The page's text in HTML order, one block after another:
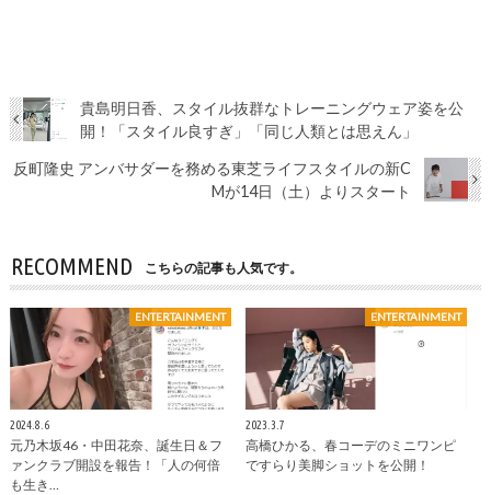
貴島明日香、スタイル抜群なトレーニングウェア姿を公
開！「スタイル良すぎ」「同じ人類とは思えん」
反町隆史 アンバサダーを務める東芝ライフスタイルの新C
Mが14日（土）よりスタート
RECOMMEND こちらの記事も人気です。
ENTERTAINMENT
2024.8.6
元乃木坂46・中田花奈、誕生日＆フ
ァンクラブ開設を報告！「人の何倍
も生き…
ENTERTAINMENT
2023.3.7
高橋ひかる、春コーデのミニワンピ
ですらり美脚ショットを公開！